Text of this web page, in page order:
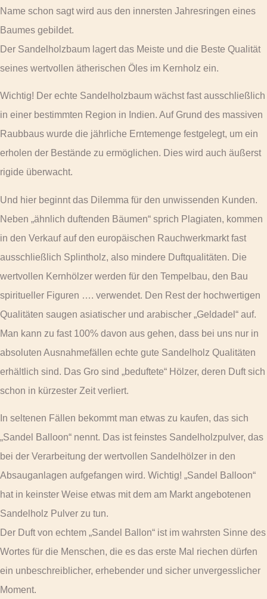
Name schon sagt wird aus den innersten Jahresringen eines
Baumes gebildet.
Der Sandelholzbaum lagert das Meiste und die Beste Qualität
seines wertvollen ätherischen Öles im Kernholz ein.
Wichtig! Der echte Sandelholzbaum wächst fast ausschließlich
in einer bestimmten Region in Indien. Auf Grund des massiven
Raubbaus wurde die jährliche Erntemenge festgelegt, um ein
erholen der Bestände zu ermöglichen. Dies wird auch äußerst
rigide überwacht.
Und hier beginnt das Dilemma für den unwissenden Kunden.
Neben „ähnlich duftenden Bäumen“ sprich Plagiaten, kommen
in den Verkauf auf den europäischen Rauchwerkmarkt fast
ausschließlich Splintholz, also mindere Duftqualitäten. Die
wertvollen Kernhölzer werden für den Tempelbau, den Bau
spiritueller Figuren …. verwendet. Den Rest der hochwertigen
Qualitäten saugen asiatischer und arabischer „Geldadel“ auf.
Man kann zu fast 100% davon aus gehen, dass bei uns nur in
absoluten Ausnahmefällen echte gute Sandelholz Qualitäten
erhältlich sind. Das Gro sind „beduftete“ Hölzer, deren Duft sich
schon in kürzester Zeit verliert.
In seltenen Fällen bekommt man etwas zu kaufen, das sich
„Sandel Balloon“ nennt. Das ist feinstes Sandelholzpulver, das
bei der Verarbeitung der wertvollen Sandelhölzer in den
Absauganlagen aufgefangen wird. Wichtig! „Sandel Balloon“
hat in keinster Weise etwas mit dem am Markt angebotenen
Sandelholz Pulver zu tun.
Der Duft von echtem „Sandel Ballon“ ist im wahrsten Sinne des
Wortes für die Menschen, die es das erste Mal riechen dürfen
ein unbeschreiblicher, erhebender und sicher unvergesslicher
Moment.